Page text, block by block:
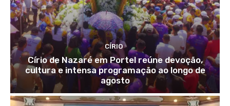
CÍRIO
Círio de Nazaré em Portel reúne devoção,
cultura e intensa programação ao longo de
agosto